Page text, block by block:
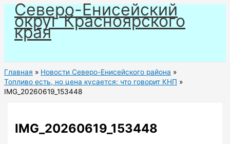
Перейти
содержимому
Северо-Енисейский
округ Красноярского
края
Главная
Новости Северо-Енисейского района
Топливо есть, но цена кусается: что говорит КНП
IMG_20260619_153448
IMG_20260619_153448